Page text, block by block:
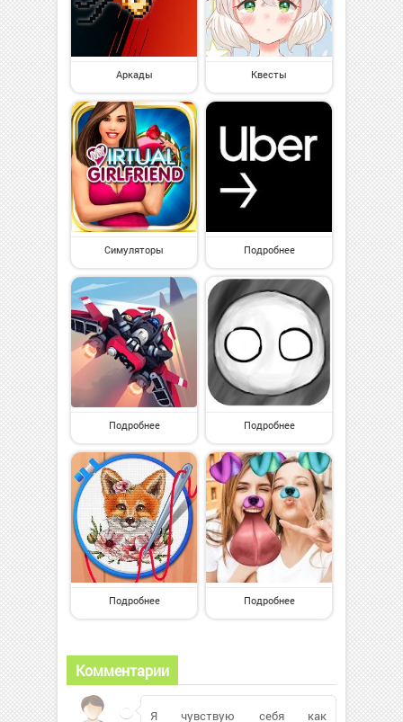
Аркады Квесты
Симуляторы Подробнее
Подробнее Подробнее
Подробнее Подробнее
Комментарии
Я чувствую себя как